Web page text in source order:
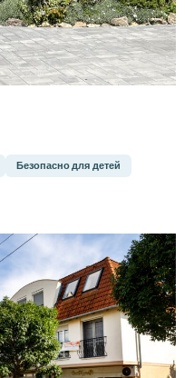
Безопасно для детей